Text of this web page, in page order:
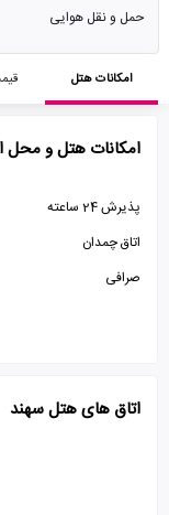
حمل و نقل هوایی
امکانات هتل
امکانات هتل و محل
پذیرش 24 ساعته
اتاق چمدان
صرافی
اتاق های هتل سهند